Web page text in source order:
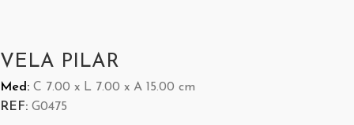
VELA PILAR
Med: C 7.00 x L 7.00 x A 15.00 cm
REF: G0475